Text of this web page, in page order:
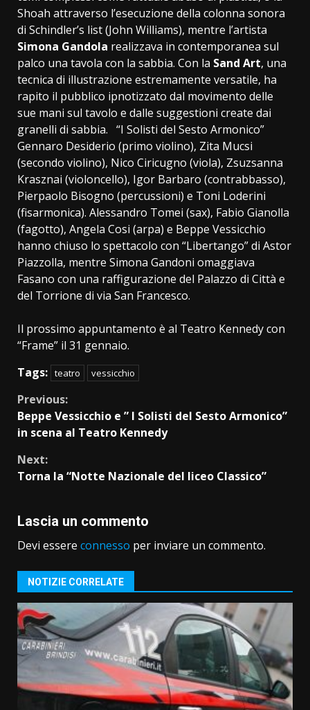
Shoah attraverso l’esecuzione della colonna sonora
di Schindler’s list (John Williams), mentre l’artista
Simona Gandola realizzava in contemporanea sul
palco una tavola con la sabbia. Con la Sand Art, una
tecnica di illustrazione estremamente versatile, ha
rapito il pubblico ipnotizzato dal movimento delle
sue mani sul tavolo e dalle suggestioni create dai
granelli di sabbia. “I Solisti del Sesto Armonico”
Gennaro Desiderio (primo violino), Zita Mucsi
(secondo violino), Nico Ciricugno (viola), Zsuzsanna
Krasznai (violoncello), Igor Barbaro (contrabbasso),
Pierpaolo Bisogno (percussioni) e Toni Loderini
(fisarmonica). Alessandro Tomei (sax), Fabio Gianolla
(fagotto), Angela Cosi (arpa) e Beppe Vessicchio
hanno chiuso lo spettacolo con “Libertango” di Astor
Piazzolla, mentre Simona Gandoni omaggiava
Fasano con una raffigurazione del Palazzo di Città e
del Torrione di via San Francesco.
Il prossimo appuntamento è al Teatro Kennedy con
“Frame” il 31 gennaio.
Tags: teatro vessicchio
Continue
Reading
Previous:
Beppe Vessicchio e ” I Solisti del Sesto Armonico”
in scena al Teatro Kennedy
Next:
Torna la “Notte Nazionale del liceo Classico”
Lascia un commento
Devi essere connesso per inviare un commento.
NOTIZIE CORRELATE